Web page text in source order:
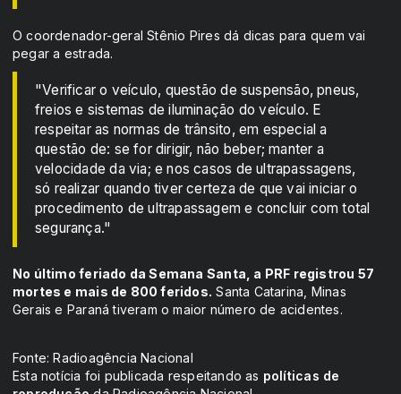
O coordenador-geral Stênio Pires dá dicas para quem vai
pegar a estrada.
"Verificar o veículo, questão de suspensão, pneus,
freios e sistemas de iluminação do veículo. E
respeitar as normas de trânsito, em especial a
questão de: se for dirigir, não beber; manter a
velocidade da via; e nos casos de ultrapassagens,
só realizar quando tiver certeza de que vai iniciar o
procedimento de ultrapassagem e concluir com total
segurança."
No último feriado da Semana Santa, a PRF registrou 57
mortes e mais de 800 feridos. Santa Catarina, Minas
Gerais e Paraná tiveram o maior número de acidentes.
Fonte: Radioagência Nacional
Esta notícia foi publicada respeitando as políticas de